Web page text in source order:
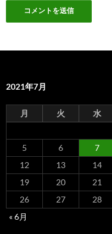
2021年7月
月 火 水
5
6 7
12
13 14
19
20 21
26
27 28
« 6月